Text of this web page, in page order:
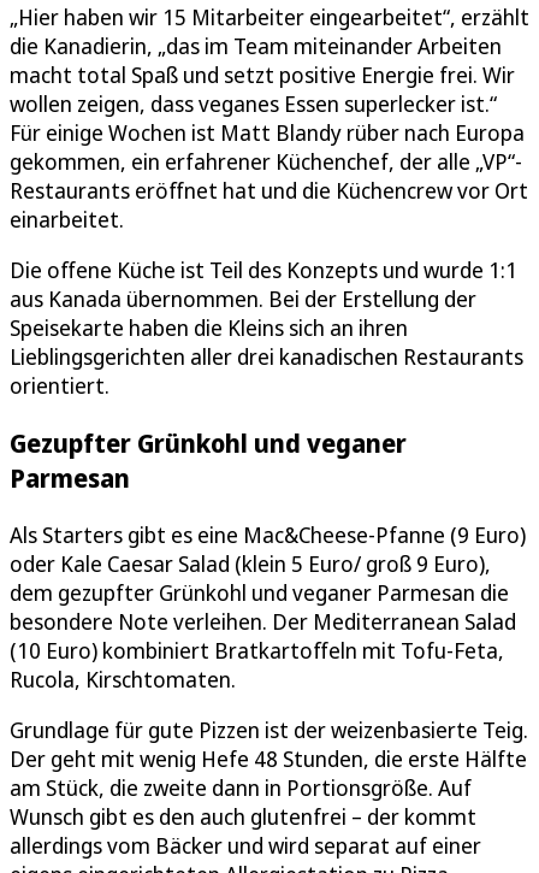
„Hier haben wir 15 Mitarbeiter eingearbeitet“, erzählt
die Kanadierin, „das im Team miteinander Arbeiten
macht total Spaß und setzt positive Energie frei. Wir
wollen zeigen, dass veganes Essen superlecker ist.“
Für einige Wochen ist Matt Blandy rüber nach Europa
gekommen, ein erfahrener Küchenchef, der alle „VP“-
Restaurants eröffnet hat und die Küchencrew vor Ort
einarbeitet.
Die offene Küche ist Teil des Konzepts und wurde 1:1
aus Kanada übernommen. Bei der Erstellung der
Speisekarte haben die Kleins sich an ihren
Lieblingsgerichten aller drei kanadischen Restaurants
orientiert.
Gezupfter Grünkohl und veganer
Parmesan
Als Starters gibt es eine Mac&Cheese-Pfanne (9 Euro)
oder Kale Caesar Salad (klein 5 Euro/ groß 9 Euro),
dem gezupfter Grünkohl und veganer Parmesan die
besondere Note verleihen. Der Mediterranean Salad
(10 Euro) kombiniert Bratkartoffeln mit Tofu-Feta,
Rucola, Kirschtomaten.
Grundlage für gute Pizzen ist der weizenbasierte Teig.
Der geht mit wenig Hefe 48 Stunden, die erste Hälfte
am Stück, die zweite dann in Portionsgröße. Auf
Wunsch gibt es den auch glutenfrei – der kommt
allerdings vom Bäcker und wird separat auf einer